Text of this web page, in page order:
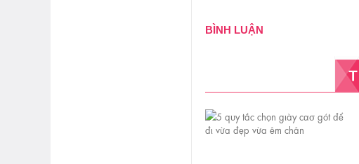
BÌNH LUẬN